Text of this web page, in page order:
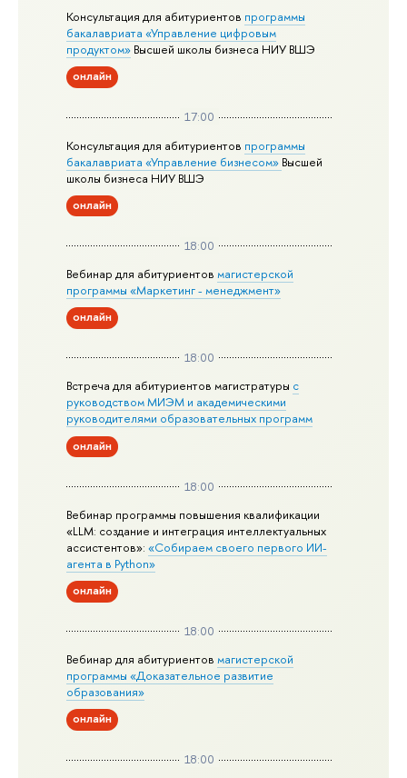
Консультация для абитуриентов программы
бакалавриата «Управление цифровым
продуктом» Высшей школы бизнеса НИУ ВШЭ
онлайн
17:00
Консультация для абитуриентов программы
бакалавриата «Управление бизнесом» Высшей
школы бизнеса НИУ ВШЭ
онлайн
18:00
Вебинар для абитуриентовмагистерской
программы «Маркетинг - менеджмент»
онлайн
18:00
Встреча для абитуриентов магистратуры с
руководством МИЭМ и академическими
руководителями образовательных программ
онлайн
18:00
Вебинар программы повышения квалификации
«LLM: создание и интеграция интеллектуальных
ассистентов»:«Собираем своего первого ИИ-
агента в Python»
онлайн
18:00
Вебинар для абитуриентовмагистерской
программы «Доказательное развитие
образования»
онлайн
18:00